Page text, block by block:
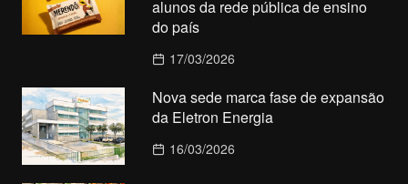
alunos da rede pública de ensino
do país
17/03/2026
Nova sede marca fase de expansão
da Eletron Energia
16/03/2026